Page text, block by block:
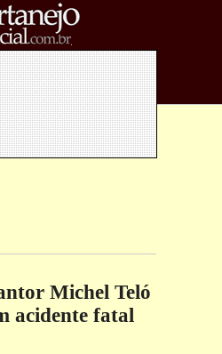
Michel Teló
acidente fatal